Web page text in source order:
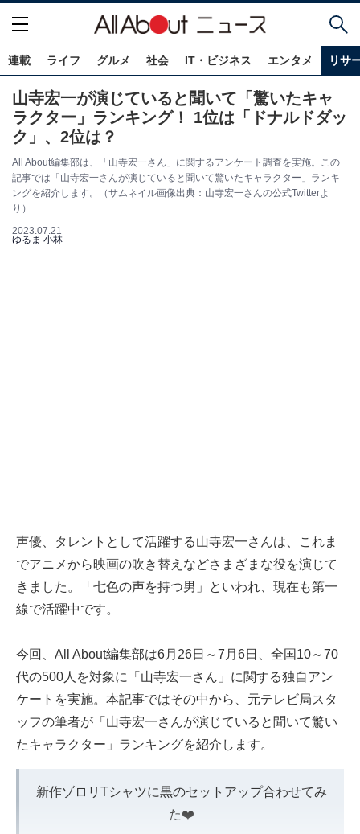
連載 ライフ グルメ 社会 IT・ビジネス エンタメ リサ
山寺宏一が演じていると聞いて「驚いたキャ
ラクター」ランキング！ 1位は「ドナルドダッ
ク」、2位は？
All About編集部は、「山寺宏一さん」に関するアンケート調査を実施。この
記事では「山寺宏一さんが演じていると聞いて驚いたキャラクター」ランキ
ングを紹介します。（サムネイル画像出典：山寺宏一さんの公式Twitterよ
り）
2023.07.21
ゆるま 小林
声優、タレントとして活躍する山寺宏一さんは、これま
でアニメから映画の吹き替えなどさまざまな役を演じて
きました。「七色の声を持つ男」といわれ、現在も第一
線で活躍中です。
今回、All About編集部は6月26日～7月6日、全国10～70
代の500人を対象に「山寺宏一さん」に関する独自アン
ケートを実施。本記事ではその中から、元テレビ局スタ
ッフの筆者が「山寺宏一さんが演じていると聞いて驚い
たキャラクター」ランキングを紹介します。
新作ゾロリTシャツに黒のセットアップ合わせてみ
た❤️